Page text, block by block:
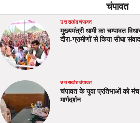
चंपावत
उत्तराखंडचंपावत
मुख्यमंत्री धामी का चम्पावत
दौरा-ग्रामीणों से किया सीधा संवाद
उत्तराखंडचंपावत
चंपावत के युवा प्रतिभाओं को
मार्गदर्शन